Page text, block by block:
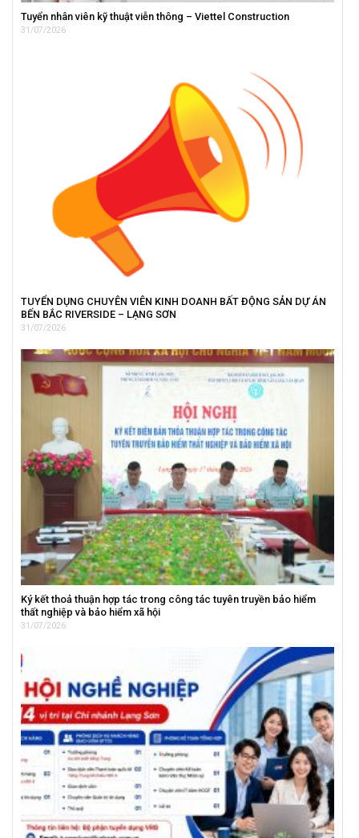
Tuyển nhân viên kỹ thuật viễn thông – Viettel Construction
31/07/2026
TUYỂN DỤNG CHUYÊN VIÊN KINH DOANH BẤT ĐỘNG SẢN DỰ ÁN
BẾN BẮC RIVERSIDE – LẠNG SƠN
31/07/2026
Ký kết thoả thuận hợp tác trong công tác tuyên truyền bảo hiểm
thất nghiệp và bảo hiểm xã hội
31/07/2026